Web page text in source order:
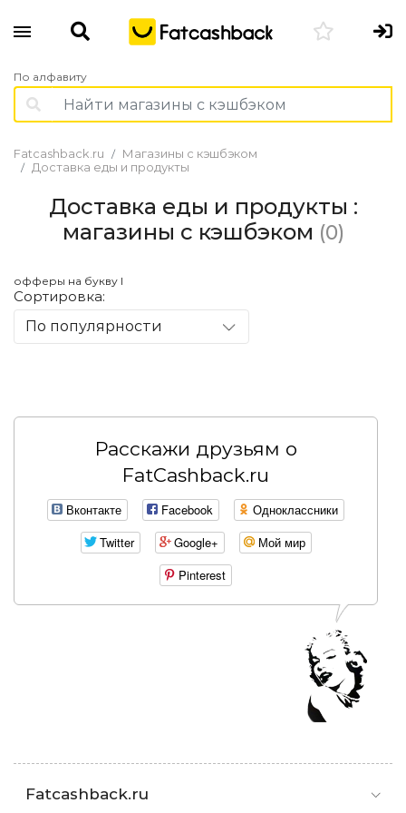
По алфавиту
Fatcashback.ru
Магазины с кэшбэком
Доставка еды и продукты
Доставка еды и продукты :
магазины с кэшбэком (0)
офферы на букву I
Сортировка:
По популярности
Расскажи друзьям о
FatCashback.ru
Вконтакте Facebook
Одноклассники
Twitter
Google+
Мой мир
Pinterest
Fatcashback.ru